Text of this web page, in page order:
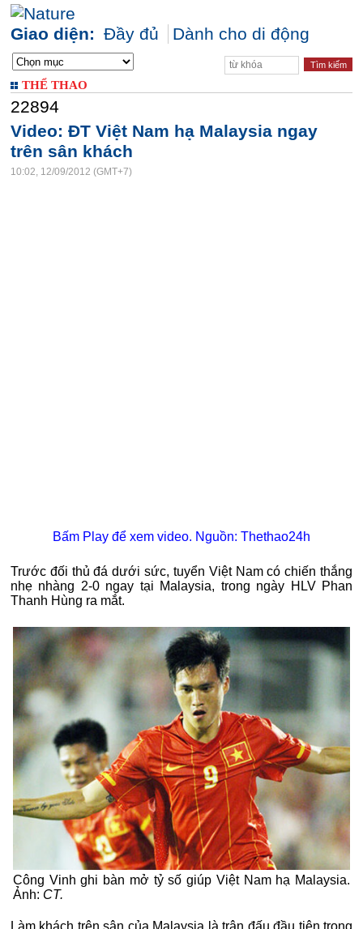
Giao diện: Đầy đủ Dành cho di động
THỂ THAO
22894
Video: ĐT Việt Nam hạ Malaysia ngay
trên sân khách
10:02, 12/09/2012 (GMT+7)
Bấm Play để xem video. Nguồn: Thethao24h
Trước đối thủ đá dưới sức, tuyển Việt Nam có chiến thắng
nhẹ nhàng 2-0 ngay tại Malaysia, trong ngày HLV Phan
Thanh Hùng ra mắt.
Công Vinh ghi bàn mở tỷ số giúp Việt Nam hạ Malaysia.
Ảnh: CT.
Làm khách trên sân của Malaysia là trận đấu đầu tiên trong